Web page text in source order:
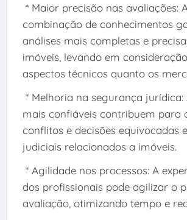
* Maior precisão nas avaliações:
combinação de conhecimentos
análises mais completas e
imóveis, levando em
aspectos técnicos quanto os
* Melhoria na segurança jurídica:
mais confiáveis contribuem para
conflitos e decisões equivocadas
judiciais relacionados a imóveis.
* Agilidade nos processos: A
dos profissionais pode agilizar o
avaliação, otimizando tempo e